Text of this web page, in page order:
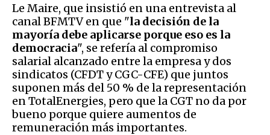
Le Maire, que insistió en una entrevista al
canal BFMTV en que "la decisión de la
mayoría debe aplicarse porque eso es la
democracia", se refería al compromiso
salarial alcanzado entre la empresa y dos
sindicatos (CFDT y CGC-CFE) que juntos
suponen más del 50 % de la representación
en TotalEnergies, pero que la CGT no da por
bueno porque quiere aumentos de
remuneración más importantes.